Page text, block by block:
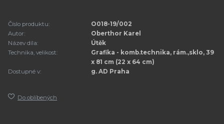
Číslo produktu:
O018-19/002
Autor:
Oberthor Karel
Název díla:
Útěk
Technika, velikost:
Grafika - komb.technika, rám.,sklo, 39
x 81 cm (22 x 64 cm)
Dostupné v:
g. AD Praha
Do oblíbených